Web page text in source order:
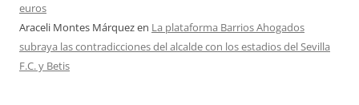
euros
Araceli Montes Márquezen La plataforma Barrios Ahogados
subraya las contradicciones del alcalde con los estadios del Sevilla
F.C. y Betis